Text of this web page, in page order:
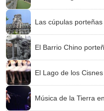
Las cúpulas
El Barrio Chino
El Lago de los
Música de la Tierra